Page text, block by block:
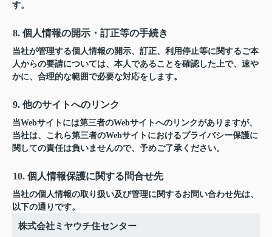
す。
8. 個人情報の開示・訂正等の手続き
当社が管理する個人情報の開示、訂正、利用停止等に関するご本
人からの要請については、本人であることを確認した上で、速や
かに、合理的な範囲で必要な対応をします。
9. 他のサイトへのリンク
当Webサイトには第三者のWebサイトへのリンクがありますが、
当社は、これら第三者のWebサイトにおけるプライバシー保護に
関しての責任は負いませんので、予めご了承ください。
10. 個人情報保護に関する問合せ先
当社の個人情報の取り扱い及び管理に関するお問い合わせ先は、
以下の通りです。
株式会社ミヤウチ住センター